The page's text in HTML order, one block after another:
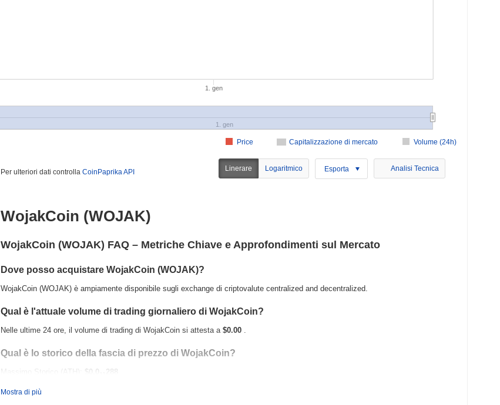
Capitalizzazione di mercato Volume (24h)
Price
1. gen
1. gen
Per ulteriori dati controlla CoinPaprika API Linerare Logaritmico Esporta Analisi Tecnica
WojakCoin (WOJAK)
WojakCoin (WOJAK) FAQ – Metriche Chiave e Approfondimenti sul Mercato
Dove posso acquistare WojakCoin (WOJAK)?
WojakCoin (WOJAK) è ampiamente disponibile sugli exchange di criptovalute centralized and decentralized.
Qual è l'attuale volume di trading giornaliero di WojakCoin?
Nelle ultime 24 ore, il volume di trading di WojakCoin si attesta a $0.00 .
Qual è lo storico della fascia di prezzo di WojakCoin?
Massimo Storico (ATH): $0.0
288
Mostra di più